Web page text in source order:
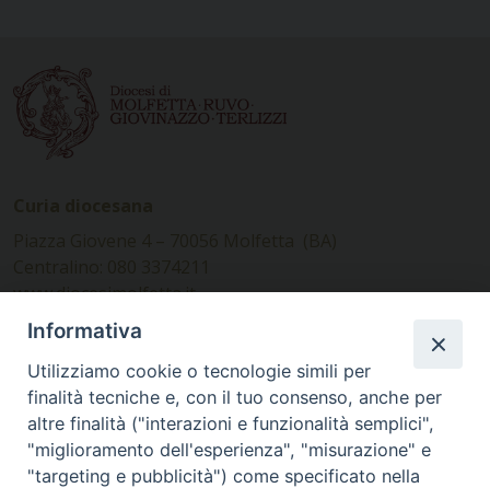
www.diocesimolfetta.it –
diocesimolfetta@pec.chiesacattolica.it
Ufficio Comunicazioni sociali
Piazza Giovene 4 – 70056 Molfetta (BA)
comunicazionisociali@diocesimolfetta.it
Informativa
Utilizziamo cookie o tecnologie simili per
finalità tecniche e, con il tuo consenso, anche per
altre finalità ("interazioni e funzionalità semplici",
"miglioramento dell'esperienza", "misurazione" e
"targeting e pubblicità") come specificato nella